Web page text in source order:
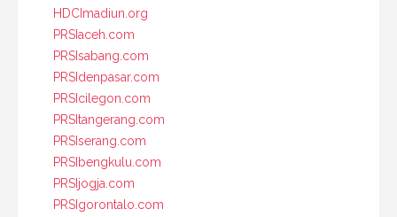
HDCImadiun.org
PRSIaceh.com
PRSIsabang.com
PRSIdenpasar.com
PRSIcilegon.com
PRSItangerang.com
PRSIserang.com
PRSIbengkulu.com
PRSIjogja.com
PRSIgorontalo.com